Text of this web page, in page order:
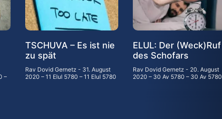
–
TSCHUVA – Es ist nie
zu spät
Rav Dovid Gernetz
31. August
2020 – 11 Elul 5780 – 11 Elul 5780
ELUL: Der (Weck)Ruf
des Schofars
Rav Dovid Gernetz
20. August
2020 – 30 Av 5780 – 30 Av 5780